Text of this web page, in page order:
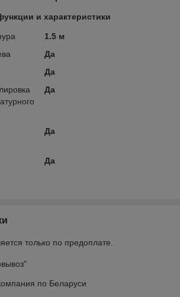
и характеристики
1.5 м
Да
Да
Да
Да
Да
только по предоплате.
по Беларуси